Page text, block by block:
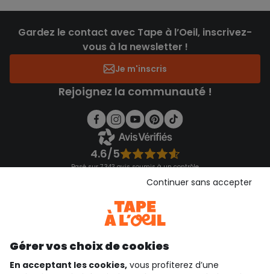
Gardez le contact avec Tape à l’Oeil, inscrivez-
vous à la newsletter !
Je m'inscris
Rejoignez la communauté !
4.6/5
Basé sur 7 343 avis soumis à un contrôle
Consulter les CGU
Téléchargez notre application
Gérer vos choix de cookies
En acceptant les cookies, vous profiterez d’une
Continuer sans accepter